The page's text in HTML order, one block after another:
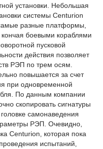
установки. Небольшая
системы Centurion
разные платформы,
кончая боевыми кораблями
пусковой
действия позволяет
РЭП по трем осям.
повышается за счет
при одновременной
По данным компании
скопировать сигнатуры
самонаведения
РЭП. Очевидно,
Centurion, которая пока
испытаний,